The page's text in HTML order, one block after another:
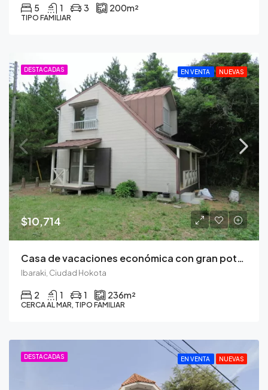
5 1 3 200m²
TIPO FAMILIAR
DESTACADAS EN VENTA NUEVAS
$10,714
Casa de vacaciones económica con gran potencial en la ciudad de Hokota
Ibaraki, Ciudad Hokota
2 1 1 236m²
CERCA AL MAR, TIPO FAMILIAR
DESTACADAS EN VENTA NUEVAS